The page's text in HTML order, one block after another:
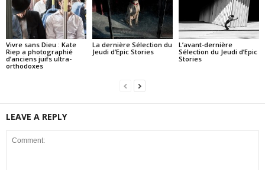
Vivre sans Dieu : Kate
Riep a photographié
d’anciens juifs ultra-
orthodoxes
La dernière Sélection du
Jeudi d’Epic Stories
L’avant-dernière
Sélection du Jeudi d’Epic
Stories
LEAVE A REPLY